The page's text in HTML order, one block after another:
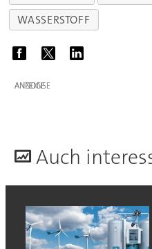
WASSERSTOFF
ANZEIGE
Auch